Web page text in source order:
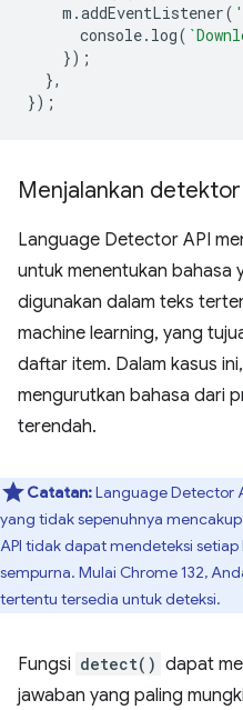
m .addEventListener(
console. log(
});
},
});
Menjalankan
Language Detector API
untuk menentukan bahasa
digunakan dalam teks
machine learning, yang
daftar item. Dalam kasus
mengurutkan bahasa dari
terendah.
Catatan:Language Detector
yang tidak sepenuhnya
API tidak dapat mendeteksi
sempurna. Mulai Chrome 132,
tertentu tersedia untuk deteksi.
Fungsi detect() dapat
jawaban yang paling